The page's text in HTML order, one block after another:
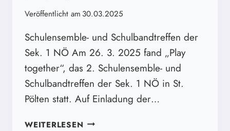
Veröffentlicht am 30.03.2025
Schulensemble- und Schulbandtreffen der
Sek. 1 NÖ Am 26. 3. 2025 fand „Play
together“, das 2. Schulensemble- und
Schulbandtreffen der Sek. 1 NÖ in St.
Pölten statt. Auf Einladung der…
WEITERLESEN „PLAY